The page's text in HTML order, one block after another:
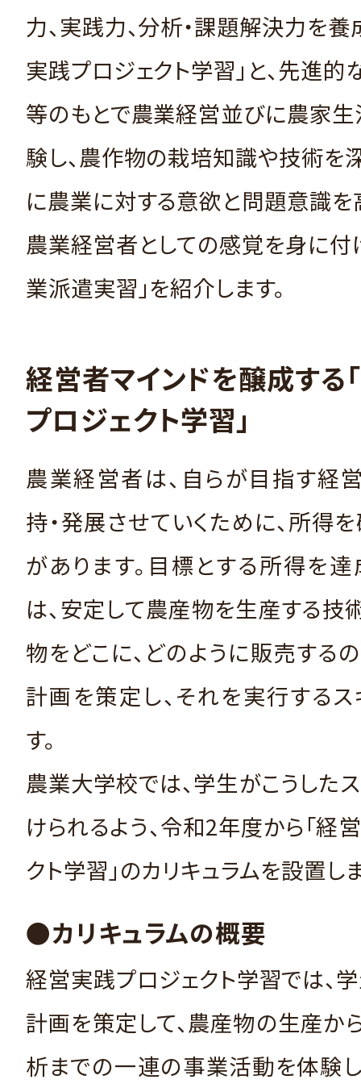
力、実践力、分析・課題解決力を養
実践プロジェクト学習」と、先進
等のもとで農業経営並びに農家
験し、農作物の栽培知識や技術を
に農業に対する意欲と問題意識を
農業経営者としての感覚を身に付
業派遣実習」を紹介します。
経営者マインドを醸成する
プロジェクト学習」
農業経営者は、自らが目指す経
持・発展させていくために、所得
があります。目標とする所得を
は、安定して農産物を生産する技
物をどこに、どのように販売する
計画を策定し、それを実行する
す。
農業大学校では、学生がこうした
けられるよう、令和2年度から「経
クト学習」のカリキュラムを設置し
●カリキュラムの概要
経営実践プロジェクト学習では、
計画を策定して、農産物の生産か
析までの一連の事業活動を体験